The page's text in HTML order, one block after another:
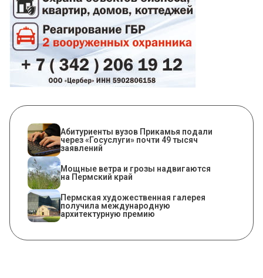
Абитуриенты вузов Прикамья подали
через «Госуслуги» почти 49 тысяч
заявлений
Мощные ветра и грозы надвигаются
на Пермский край
Пермская художественная галерея
получила международную
архитектурную премию